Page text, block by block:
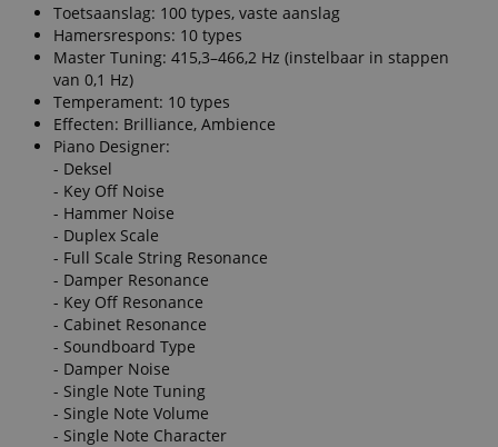
Toetsaanslag: 100 types, vaste aanslag
Hamersrespons: 10 types
Master Tuning: 415,3–466,2 Hz (instelbaar in stappen
van 0,1 Hz)
Temperament: 10 types
Effecten: Brilliance, Ambience
Piano Designer:
- Deksel
- Key Off Noise
- Hammer Noise
- Duplex Scale
- Full Scale String Resonance
- Damper Resonance
- Key Off Resonance
- Cabinet Resonance
- Soundboard Type
- Damper Noise
- Single Note Tuning
- Single Note Volume
- Single Note Character